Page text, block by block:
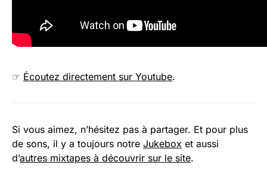
☞ Écoutez directement sur Youtube.
Si vous aimez, n’hésitez pas à partager. Et pour plus
de sons, il y a toujours notre Jukebox et aussi
d’autres mixtapes à découvrir sur le site.